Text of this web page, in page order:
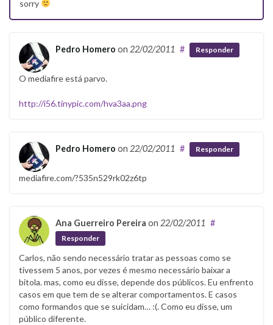
sorry
Pedro Homero on 22/02/2011 # Responder
O mediafire está parvo.
http://i56.tinypic.com/hva3aa.png
Pedro Homero on 22/02/2011 # Responder
mediafire.com/?535n529rk02z6tp
Ana Guerreiro Pereira on 22/02/2011 #
Responder
Carlos, não sendo necessário tratar as pessoas como se
tivessem 5 anos, por vezes é mesmo necessário baixar a
bitola. mas, como eu disse, depende dos públicos. Eu enfrento
casos em que tem de se alterar comportamentos. E casos
como formandos que se suicidam… :(. Como eu disse, um
público diferente.